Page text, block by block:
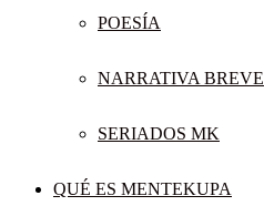
POESÍA
NARRATIVA BREVE
SERIADOS MK
QUÉ ES MENTEKUPA